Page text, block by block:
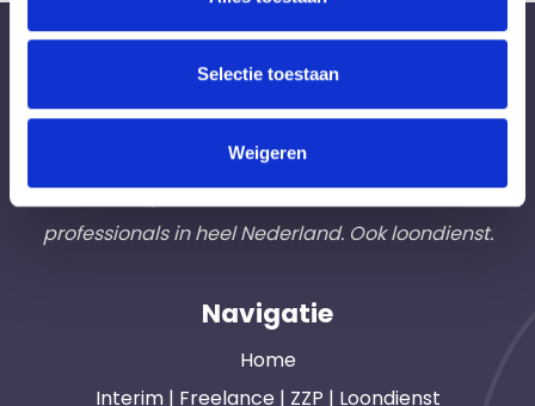
Selectie toestaan
Weigeren
Bureau Ad Interim ®
Professionals likeFrintzz
Hét interim bemiddelingsbureau voor
opdrachtgevers en interim, freelance en ZZP
professionals in heel Nederland. Ook loondienst.
Navigatie
Home
Interim | Freelance | ZZP | Loondienst